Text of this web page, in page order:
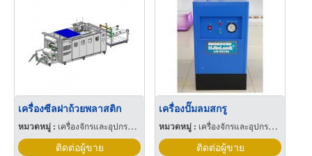
เครื่องซีลฝาถ้วยพลาสติก
หมวดหมู่ : เครื่องจักรและอุปกรณ์ผลิตพลาสติก
ติดต่อผู้ขาย
เครื่องปั๊มลมสกรู
หมวดหมู่ : เครื่องจักรและอุปกรณ์ผลิตพลาสติก
ติดต่อผู้ขาย